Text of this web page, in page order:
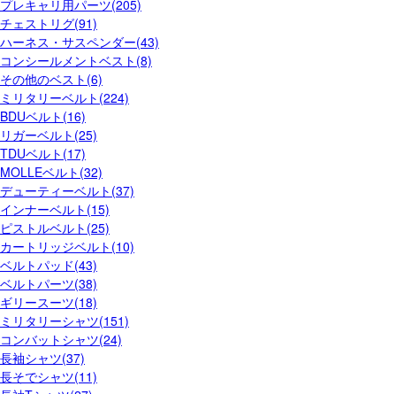
プレキャリ用パーツ(205)
チェストリグ(91)
ハーネス・サスペンダー(43)
コンシールメントベスト(8)
その他のベスト(6)
ミリタリーベルト(224)
BDUベルト(16)
リガーベルト(25)
TDUベルト(17)
MOLLEベルト(32)
デューティーベルト(37)
インナーベルト(15)
ピストルベルト(25)
カートリッジベルト(10)
ベルトパッド(43)
ベルトパーツ(38)
ギリースーツ(18)
ミリタリーシャツ(151)
コンバットシャツ(24)
長袖シャツ(37)
長そでシャツ(11)